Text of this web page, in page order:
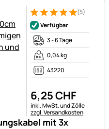
mit 3x
Bewertung: 5 von 5 (5
5 Bewertungen
(5)
Verfügbar
3 - 6 Tage
0,04 kg
43220
6,25CHF
Steuerhinweis:
inkl. MwSt. und Zölle
zzgl. Versandkosten